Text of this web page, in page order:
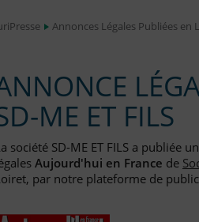
Annonces Légales Publiées en
ME ET FILS
société SD-ME ET FILS a publiée
Aujourd'hui en France de
par notre plateforme de